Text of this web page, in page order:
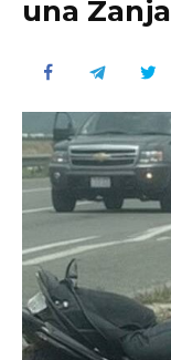
una Zanja